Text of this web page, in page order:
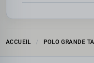
ACCUEIL POLO GRANDE